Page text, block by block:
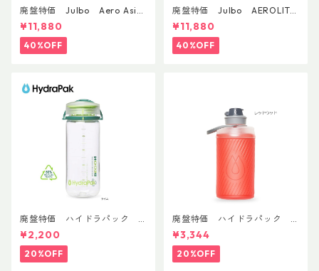
廃盤特価 Julbo Aero Asia
nFit
¥11,880
40%OFF
廃盤特価 Julbo AEROLITE
AsianFit
¥11,880
40%OFF
廃盤特価 ハイドラパック
リーコン ツイスト＆シップ 50
0ml
¥2,200
20%OFF
廃盤特価 ハイドラパック
フラックス 750ml
¥3,344
20%OFF